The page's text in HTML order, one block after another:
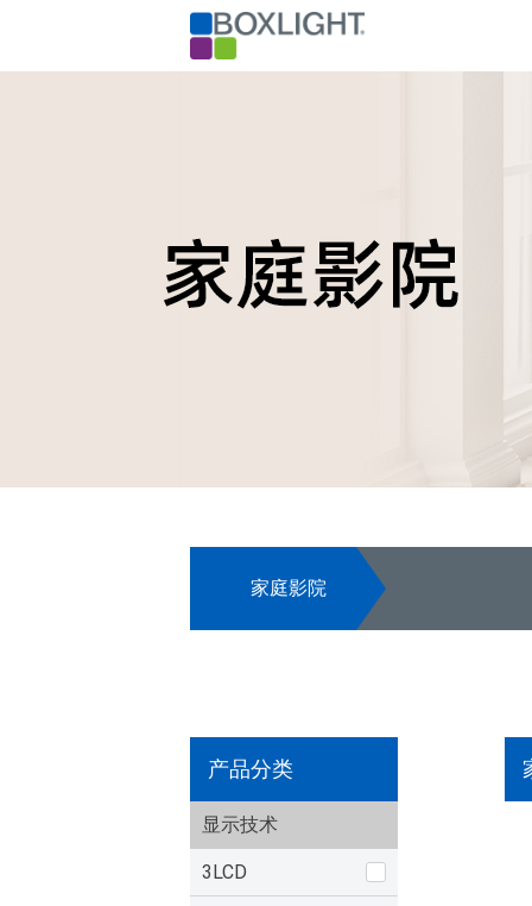
家庭影院
产品分类
显示技术
3LCD